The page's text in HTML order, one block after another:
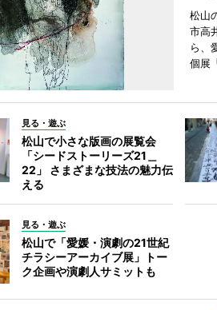
松山
市高
ら、
個展
見る・遊ぶ
松山で小さな版画の展覧会
「シードストーリーズ21＿
22」 さまざまな技法の魅力伝
える
見る・遊ぶ
松山で「愛媛・演劇の21世紀
チラシーアーカイブ展」トー
ク企画や演劇人サミットも